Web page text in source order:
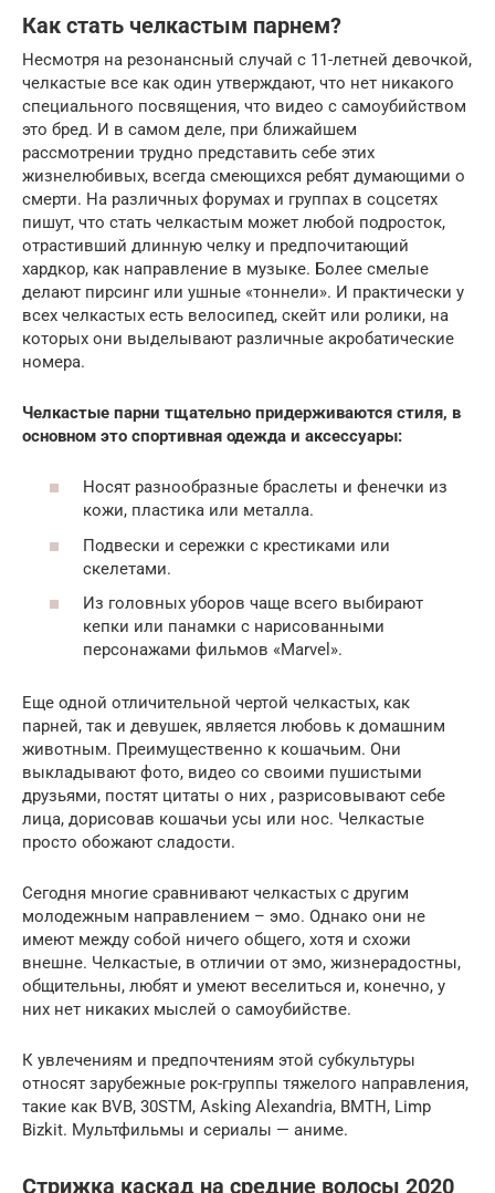
Как стать челкастым парнем?
Несмотря на резонансный случай с 11-летней девочкой,
челкастые все как один утверждают, что нет никакого
специального посвящения, что видео с самоубийством
это бред. И в самом деле, при ближайшем
рассмотрении трудно представить себе этих
жизнелюбивых, всегда смеющихся ребят думающими о
смерти. На различных форумах и группах в соцсетях
пишут, что стать челкастым может любой подросток,
отрастивший длинную челку и предпочитающий
хардкор, как направление в музыке. Более смелые
делают пирсинг или ушные «тоннели». И практически у
всех челкастых есть велосипед, скейт или ролики, на
которых они выделывают различные акробатические
номера.
Челкастые парни тщательно придерживаются стиля, в
основном это спортивная одежда и аксессуары:
Носят разнообразные браслеты и фенечки из
кожи, пластика или металла.
Подвески и сережки с крестиками или
скелетами.
Из головных уборов чаще всего выбирают
кепки или панамки с нарисованными
персонажами фильмов «Marvel».
Еще одной отличительной чертой челкастых, как
парней, так и девушек, является любовь к домашним
животным. Преимущественно к кошачьим. Они
выкладывают фото, видео со своими пушистыми
друзьями, постят цитаты о них , разрисовывают себе
лица, дорисовав кошачьи усы или нос. Челкастые
просто обожают сладости.
Сегодня многие сравнивают челкастых с другим
молодежным направлением – эмо. Однако они не
имеют между собой ничего общего, хотя и схожи
внешне. Челкастые, в отличии от эмо, жизнерадостны,
общительны, любят и умеют веселиться и, конечно, у
них нет никаких мыслей о самоубийстве.
К увлечениям и предпочтениям этой субкультуры
относят зарубежные рок-группы тяжелого направления,
такие как BVB, 30STM, Asking Alexandria, BMTH, Limp
Bizkit. Мультфильмы и сериалы — аниме.
Стрижка каскад на средние волосы 2020